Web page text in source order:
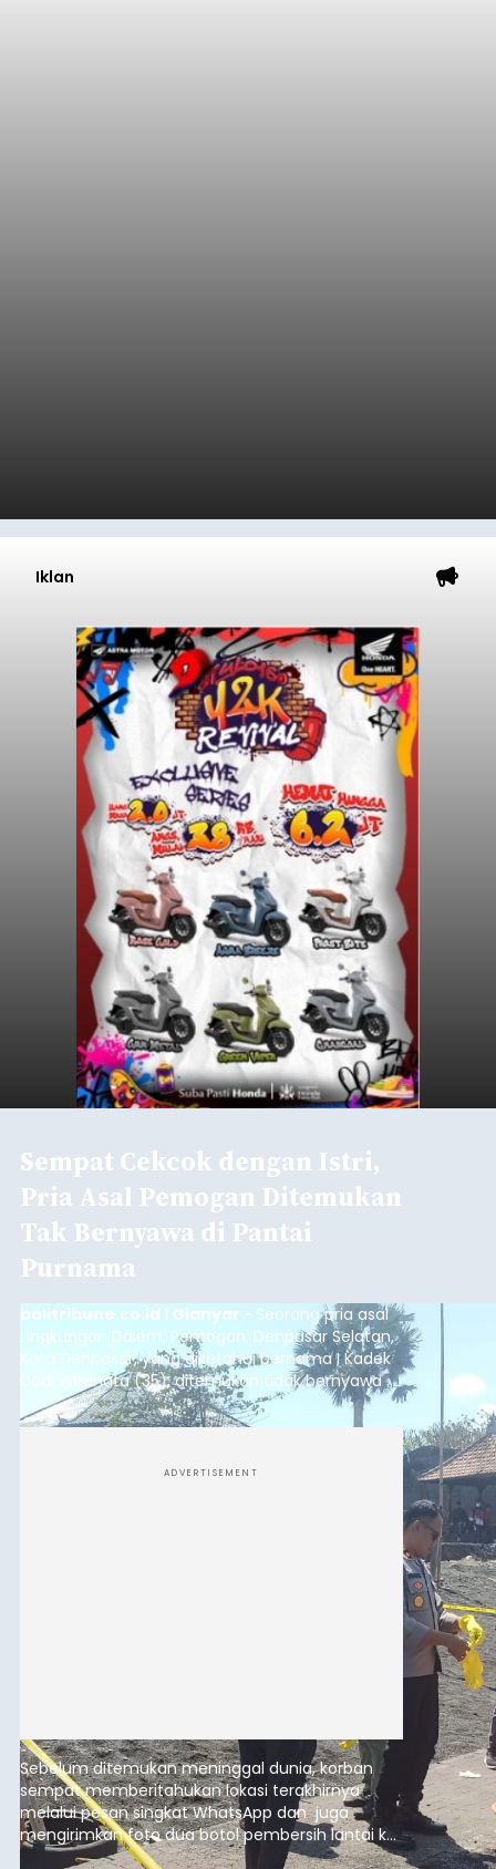
Iklan
Sempat Cekcok dengan Istri,
Pria Asal Pemogan Ditemukan
Tak Bernyawa di Pantai
Purnama
balitribune.co.id I Gianyar - Seorang pria asal
Lingkungan Dalem, Pemogan, Denpasar Selatan,
Kota Denpasar, yang diketahui bernama I Kadek
Dedi Wiranata (35), ditemukan tidak bernyawa di
pesisir Pantai Purnama, Sukawati.
ADVERTISEMENT
Sebelum ditemukan meninggal dunia, korban
sempat memberitahukan lokasi terakhirnya
melalui pesan singkat WhatsApp dan juga
mengirimkan foto dua botol pembersih lantai ke
istrinya.